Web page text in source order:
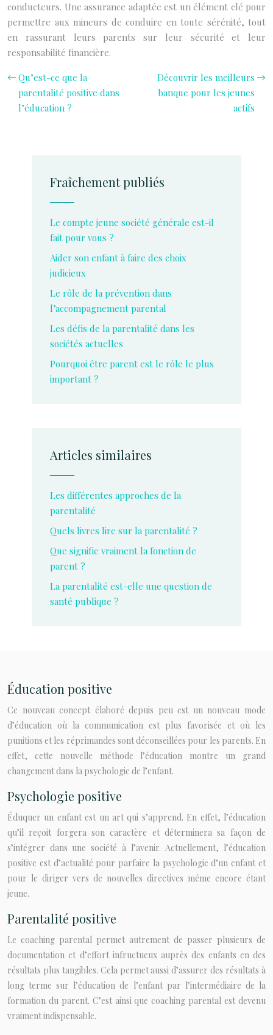
conducteurs. Une assurance adaptée est un élément clé pour
permettre aux mineurs de conduire en toute sérénité, tout
en rassurant leurs parents sur leur sécurité et leur
responsabilité financière.
Qu’est-ce que la
parentalité positive dans
l’éducation ?
Découvrir les meilleurs
banque pour les jeunes
actifs
Fraîchement publiés
Le compte jeune société générale est-il
fait pour vous ?
Aider son enfant à faire des choix
judicieux
Le rôle de la prévention dans
l’accompagnement parental
Les défis de la parentalité dans les
sociétés actuelles
Pourquoi être parent est le rôle le plus
important ?
Articles similaires
Les différentes approches de la
parentalité
Quels livres lire sur la parentalité ?
Que signifie vraiment la fonction de
parent ?
La parentalité est-elle une question de
santé publique ?
Éducation positive
Ce nouveau concept élaboré depuis peu est un nouveau mode
d’éducation où la communication est plus favorisée et où les
punitions et les réprimandes sont déconseillées pour les parents. En
effet, cette nouvelle méthode l’éducation montre un grand
changement dans la psychologie de l’enfant.
Psychologie positive
Éduquer un enfant est un art qui s’apprend. En effet, l’éducation
qu’il reçoit forgera son caractère et déterminera sa façon de
s’intégrer dans une société à l’avenir. Actuellement, l’éducation
positive est d’actualité pour parfaire la psychologie d’un enfant et
pour le diriger vers de nouvelles directives même encore étant
jeune.
Parentalité positive
Le coaching parental permet autrement de passer plusieurs de
documentation et d’effort infructueux auprès des enfants en des
résultats plus tangibles. Cela permet aussi d’assurer des résultats à
long terme sur l’éducation de l’enfant par l’intermédiaire de la
formation du parent. C’est ainsi que coaching parental est devenu
vraiment indispensable.